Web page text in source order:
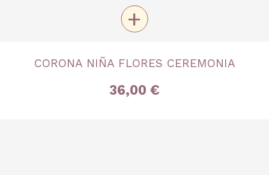
Única
+
CORONA NIÑA FLORES CEREMONIA
36,00 €